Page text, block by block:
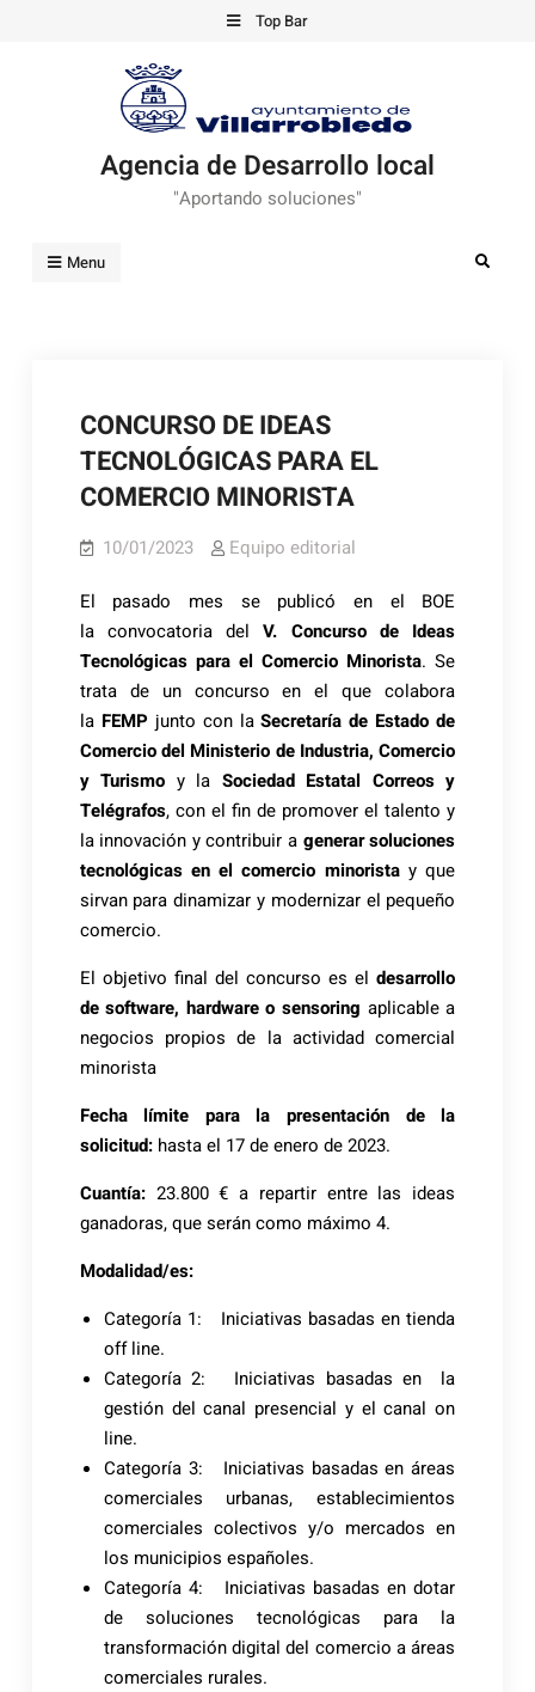
Top Bar
Agencia de Desarrollo local
"Aportando soluciones"
Menu Search
CONCURSO DE IDEAS
TECNOLÓGICAS PARA EL
COMERCIO MINORISTA
10/01/2023 Equipo editorial
El pasado mes se publicó en el BOE
la convocatoria del V. Concurso de Ideas
Tecnológicas para el Comercio Minorista. Se
trata de un concurso en el que colabora
la FEMP junto con laSecretaría de Estado de
Comercio del Ministerio de Industria, Comercio
y Turismo y la Sociedad Estatal Correos y
Telégrafos, con el fin de promover el talento y
la innovación y contribuir a generar soluciones
tecnológicas en el comercio minoristay que
sirvan para dinamizar y modernizar el pequeño
comercio.
El objetivo final del concurso es eldesarrollo
de software, hardware o sensoring aplicable a
negocios propios de la actividad comercial
minorista
Fecha límite para la presentación de la
solicitud:hasta el 17 de enero de 2023.
Cuantía:23.800 € a repartir entre las ideas
ganadoras, que serán como máximo 4.
Modalidad/es:
Categoría 1: Iniciativas basadas en tienda
off line.
Categoría 2: Iniciativas basadas en la
gestión del canal presencial y el canal on
line.
Categoría 3: Iniciativas basadas en áreas
comerciales urbanas, establecimientos
comerciales colectivos y/o mercados en
los municipios españoles.
Categoría 4: Iniciativas basadas en dotar
de soluciones tecnológicas para la
transformación digital del comercio a áreas
comerciales rurales.